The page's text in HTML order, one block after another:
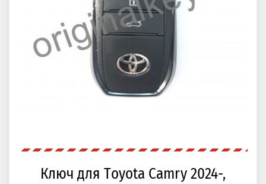
Ключ для Toyota Camry 2024-,